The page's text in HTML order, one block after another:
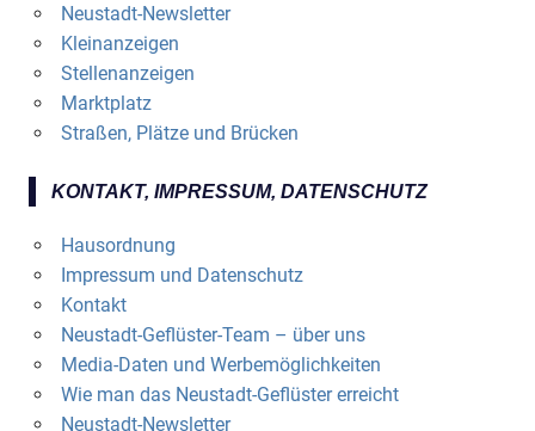
Neustadt-Newsletter
Kleinanzeigen
Stellenanzeigen
Marktplatz
Straßen, Plätze und Brücken
KONTAKT, IMPRESSUM, DATENSCHUTZ
Hausordnung
Impressum und Datenschutz
Kontakt
Neustadt-Geflüster-Team – über uns
Media-Daten und Werbemöglichkeiten
Wie man das Neustadt-Geflüster erreicht
Neustadt-Newsletter